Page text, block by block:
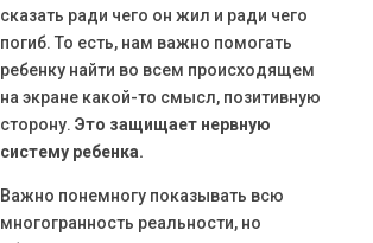
сказать ради чего он жил и ради чего
погиб. То есть, нам важно помогать
ребенку найти во всем происходящем
на экране какой-то смысл, позитивную
сторону. Это защищает нервную
систему ребенка.
Важно понемногу показывать всю
многогранность реальности, но